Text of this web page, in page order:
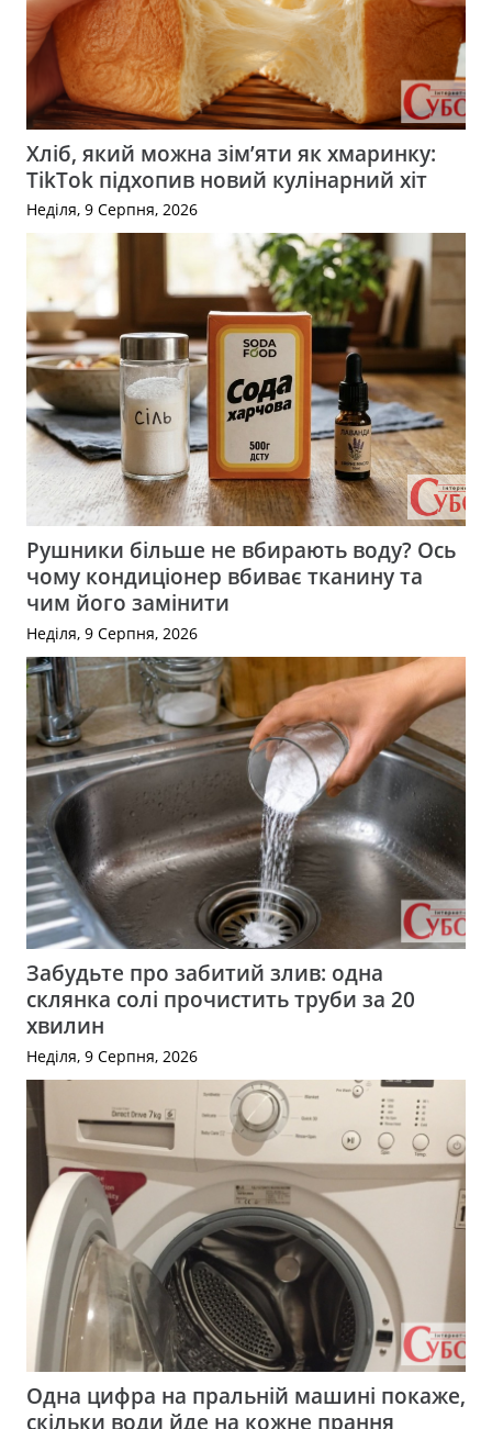
Хліб, який можна зім’яти як хмаринку:
TikTok підхопив новий кулінарний хіт
Неділя, 9 Серпня, 2026
Рушники більше не вбирають воду? Ось
чому кондиціонер вбиває тканину та
чим його замінити
Неділя, 9 Серпня, 2026
Забудьте про забитий злив: одна
склянка солі прочистить труби за 20
хвилин
Неділя, 9 Серпня, 2026
Одна цифра на пральній машині покаже,
скільки води йде на кожне прання